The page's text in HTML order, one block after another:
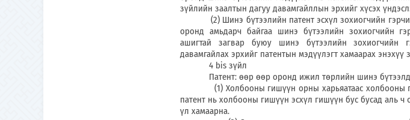
зүйлийн заалтын дагуу давамгайллын эрхийг хүсэх
(2) Шинэ бүтээлийн патент эсхүл зохиогчийн
оронд амьдарч байгаа шинэ бүтээлийн зохиогчийн
ашигтай загвар буюу шинэ бүтээлийн зохиогчийн
давамгайлах эрхийг патентын мэдүүлэгт хамаарах энэхүү
4 bis зүйл
Патент: өөр өөр оронд ижил төрлийн шинэ бүтээлд
(1) Холбооны гишүүн орны харьяатаас холбооны
патент нь холбооны гишүүн эсхүл гишүүн бус бусад аль
үл хамаарна.